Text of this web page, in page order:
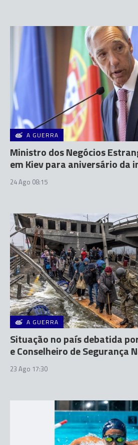
A GUERRA
Ministro dos Negócios
em Kiev para aniversário da
24 Ago 08:15
A GUERRA
Situação no país debatida
e Conselheiro de Segurança
23 Ago 17:30